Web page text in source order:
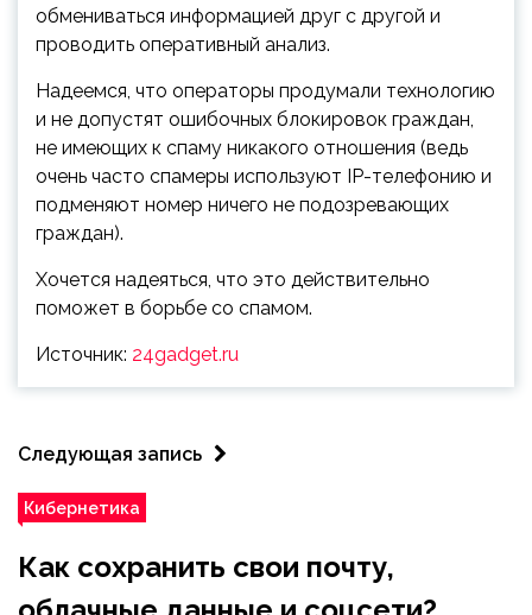
обмениваться информацией друг с другой и
проводить оперативный анализ.
Надеемся, что операторы продумали технологию
и не допустят ошибочных блокировок граждан,
не имеющих к спаму никакого отношения (ведь
очень часто спамеры используют IP-телефонию и
подменяют номер ничего не подозревающих
граждан).
Хочется надеяться, что это действительно
поможет в борьбе со спамом.
Источник: 24gadget.ru
Следующая запись
Кибернетика
Как сохранить свои почту,